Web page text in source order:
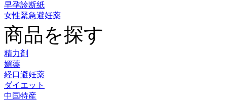
早孕診断紙
女性緊急避妊薬
商品を探す
精力剤
媚薬
経口避妊薬
ダイエット
中国特産